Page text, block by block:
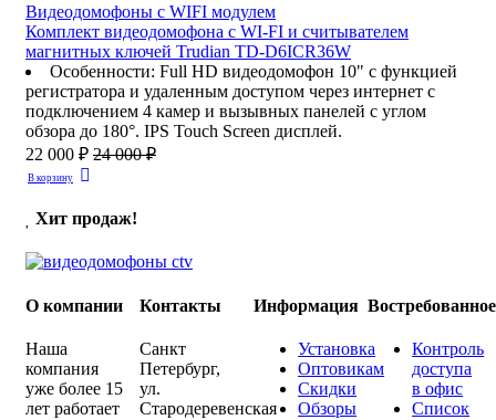
Видеодомофоны c WIFI модулем
Комплект видеодомофона с WI-FI и считывателем
магнитных ключей Trudian TD-D6ICR36W
Особенности: Full HD видеодомофон 10" с функцией
регистратора и удаленным доступом через интернет с
подключением 4 камер и вызывных панелей с углом
обзора до 180°. IPS Touch Screen дисплей.
22 000 ₽ 24 000 ₽
В корзину
Хит продаж!
О компании
Наша
компания
уже более 15
лет работает
Контакты
Санкт
Петербург,
ул.
Стародеревенская
Информация
Установка
Оптовикам
Скидки
Обзоры
Востребованное
Контроль
доступа
в офис
Список